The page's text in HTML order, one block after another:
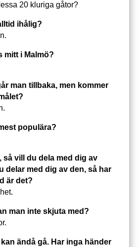
20 kluriga gåtor?
ihålig?
mitt i Malmö?
man tillbaka, men kommer
populära?
så vill du dela med dig av
delar med dig av den, så har
är det?
man inte skjuta med?
ändå gå. Har inga händer